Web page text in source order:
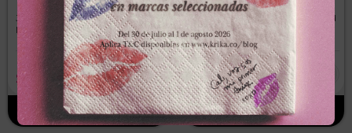
JABON FACIAL ANA
MARIAx100g MIXTA GRASA
$ 25 500 ＋
－
PESTANAS MOST BEAUTYxund
VOLUMEN RUSO C6M
$ 11.000 －